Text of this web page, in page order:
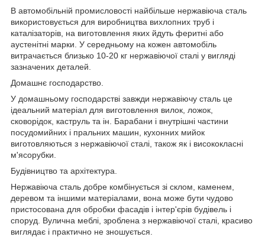
В автомобільній промисловості найбільше нержавіюча сталь
використовується для виробництва вихлопних труб і
каталізаторів, на виготовлення яких йдуть феритні або
аустенітні марки. У середньому на кожен автомобіль
витрачається близько 10-20 кг нержавіючої сталі у вигляді
зазначених деталей.
Домашнє господарство.
У домашньому господарстві завжди нержавіючу сталь це
ідеальний матеріал для виготовлення вилок, ложок,
сковорідок, каструль та ін. Барабани і внутрішні частини
посудомийних і пральних машин, кухонних мийок
виготовляються з нержавіючої сталі, також як і висококласні
м'ясорубки.
Будівництво та архітектура.
Нержавіюча сталь добре комбінується зі склом, каменем,
деревом та іншими матеріалами, вона може бути чудово
пристосована для обробки фасадів і інтер'єрів будівель і
споруд. Вулична меблі, зроблена з нержавіючої сталі, красиво
виглядає і практично не зношується.